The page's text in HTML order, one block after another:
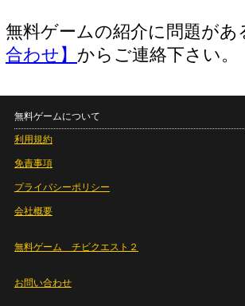
無料ゲームの紹介に問題が
合わせ】 からご連絡下さい。
無料ゲームについて
利用規約
免責事項
プライバシーポリシー
会社概要
無料ゲーム チビクエスト２
お問い合わせ